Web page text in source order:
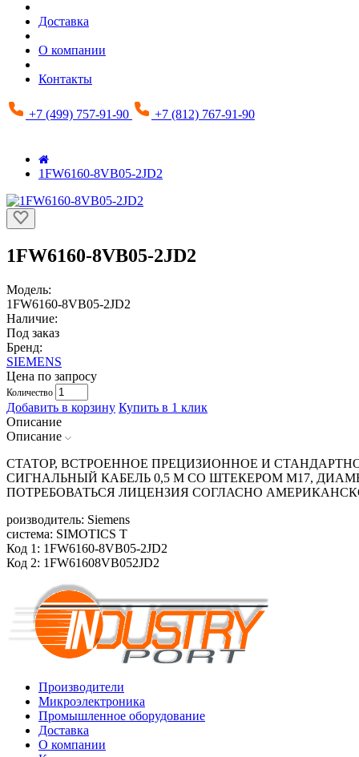
Доставка
О компании
Контакты
+7 (499) 757-91-90 +7 (812) 767-91-90
1FW6160-8VB05-2JD2
1FW6160-8VB05-2JD2
Модель:
1FW6160-8VB05-2JD2
Наличие:
Под заказ
Бренд:
SIEMENS
Цена по запросу
Количество
Добавить в корзину Купить в 1 клик
Описание
Описание
СТАТОР, ВСТРОЕННОЕ ПРЕЦИЗИОННОЕ И
СИГНАЛЬНЫЙ КАБЕЛЬ 0,5 М СО ШТЕКЕРОМ М17,
ПОТРЕБОВАТЬСЯ ЛИЦЕНЗИЯ СОГЛАСНО
роизводитель: Siemens
система: SIMOTICS T
Код 1: 1FW6160-8VB05-2JD2
Код 2: 1FW61608VB052JD2
Производители
Микроэлектроника
Промышленное оборудование
Доставка
О компании